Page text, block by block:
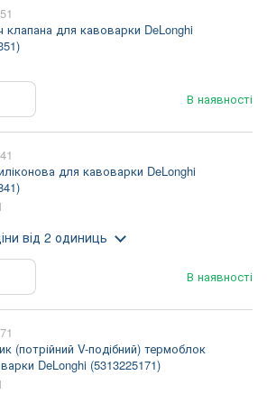
клапана для кавоварки DeLonghi
В наявності
для кавоварки DeLonghi
В наявності
від 2 одиниць
(потрійний V-подібний) термоблок
DeLonghi (5313225171)